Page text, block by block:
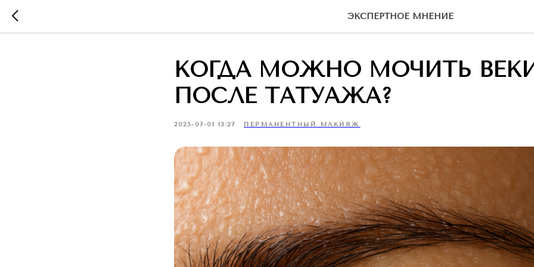
ЭКСПЕРТНОЕ МНЕНИЕ
КОГДА МОЖНО МОЧИТЬ
ПОСЛЕ ТАТУАЖА?
2025-07-01 13:27 ПЕРМАНЕНТНЫЙ МАКИЯЖ